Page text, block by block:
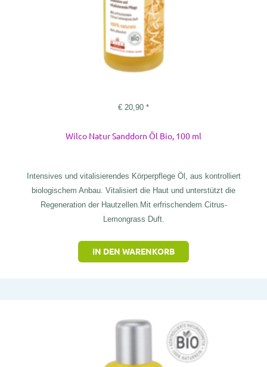
€ 20,90 *
Wilco Natur Sanddorn Öl Bio, 100 ml
Intensives und vitalisierendes Körperpflege Öl, aus kontrolliert
biologischem Anbau. Vitalisiert die Haut und unterstützt die
Regeneration der Hautzellen.Mit erfrischendem Citrus-
Lemongrass Duft.
IN DEN WARENKORB